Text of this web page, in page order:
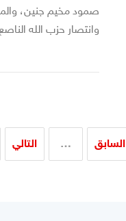
صمود مخيم جنين،
وانتصار حزب الله
السابق … التالي